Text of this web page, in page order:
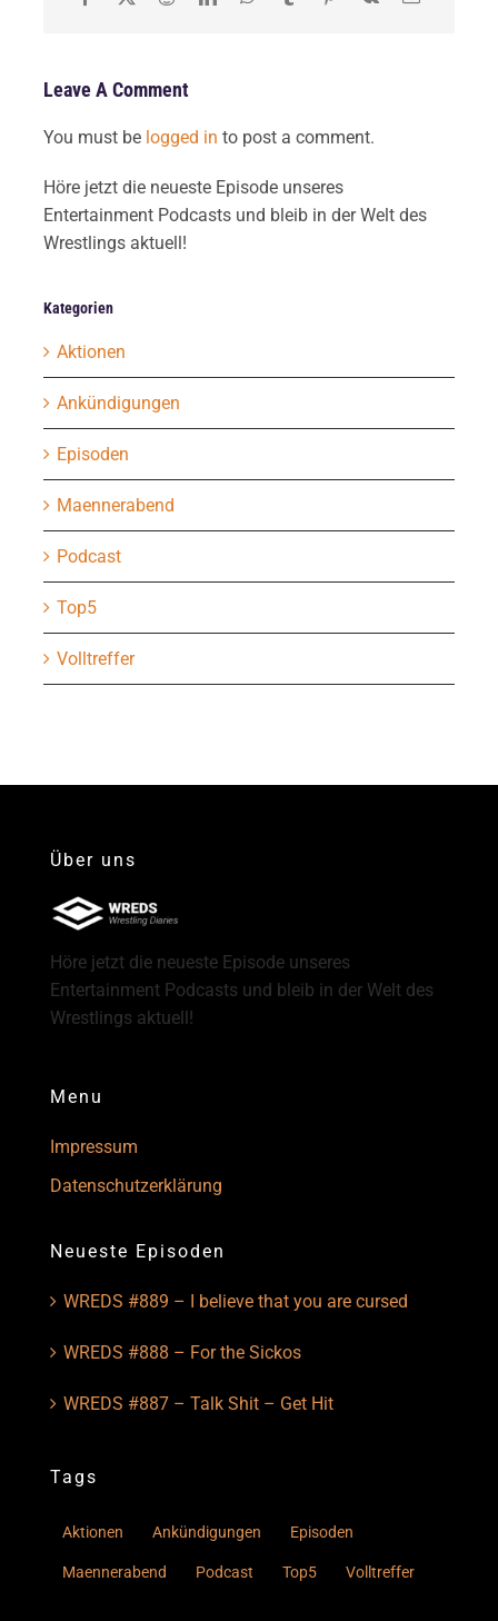
Leave A Comment
You must be logged in to post a comment.
Höre jetzt die neueste Episode unseres
Entertainment Podcasts und bleib in der Welt des
Wrestlings aktuell!
Kategorien
Aktionen
Ankündigungen
Episoden
Maennerabend
Podcast
Top5
Volltreffer
Über uns
Höre jetzt die neueste Episode unseres
Entertainment Podcasts und bleib in der Welt des
Wrestlings aktuell!
Menu
Impressum
Datenschutzerklärung
Neueste Episoden
WREDS #889 – I believe that you are cursed
WREDS #888 – For the Sickos
WREDS #887 – Talk Shit – Get Hit
Tags
Aktionen Ankündigungen Episoden
Maennerabend Podcast Top5 Volltreffer